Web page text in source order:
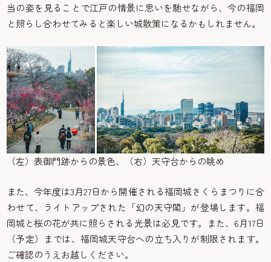
当の姿を見ることで江戸の情景に思いを馳せながら、今の福岡
と照らし合わせてみると楽しい城散策になるかもしれません。
（左）表御門跡からの景色、（右）天守台からの眺め
また、今年度は3月27日から開催される福岡城さくらまつりに合
わせて、ライトアップされた「幻の天守閣」が登場します。福
岡城と桜の花が共に照らされる光景は必見です。また、6月17日
（予定）までは、福岡城天守台への立ち入りが制限されます。
ご確認のうえお越しください。